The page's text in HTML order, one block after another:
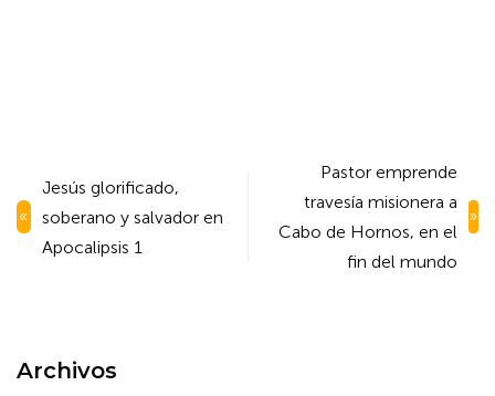
de
entradas
Jesús glorificado,
soberano y salvador en
Apocalipsis 1
Pastor emprende
travesía misionera a
Cabo de Hornos, en el
fin del mundo
Archivos